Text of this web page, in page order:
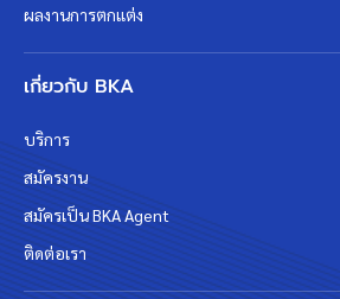
ผลงานการตกแต่ง
เกี่ยวกับ BKA
บริการ
สมัครงาน
สมัครเป็น BKA Agent
ติดต่อเรา